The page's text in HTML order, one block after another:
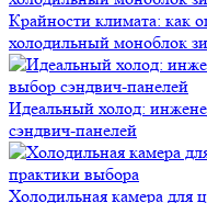
Крайности климата: как
холодильный моноблок
Идеальный холод:
сэндвич-панелей
Холодильная камера для